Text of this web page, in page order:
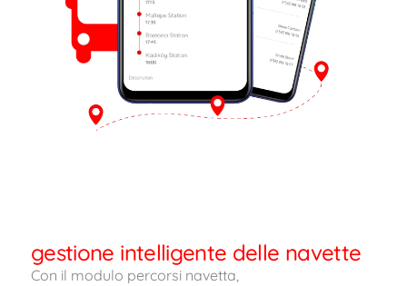
gestione intelligente delle navette
Con il modulo percorsi navetta,